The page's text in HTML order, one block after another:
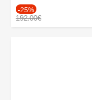
-25%
192.00€